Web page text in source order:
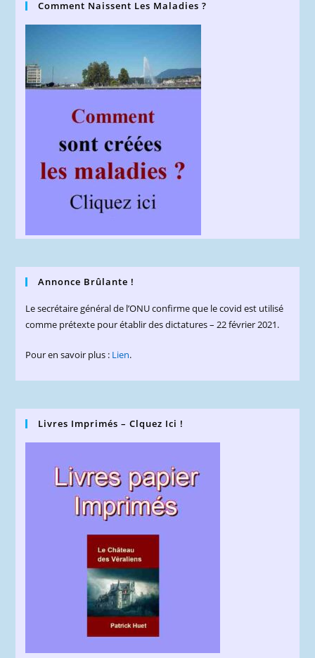
Comment Naissent Les Maladies ?
Annonce Brûlante !
Le secrétaire général de l’ONU confirme que le covid est utilisé
comme prétexte pour établir des dictatures – 22 février 2021.
Pour en savoir plus : Lien.
Livres Imprimés – Clquez Ici !